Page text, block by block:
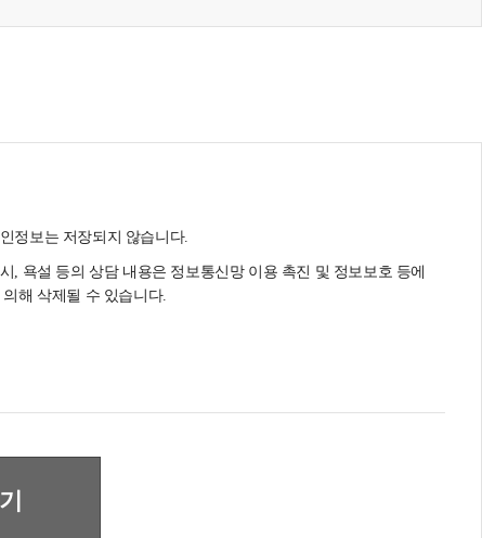
정보는 저장되지 않습니다.
, 욕설 등의 상담 내용은 정보통신망 이용 촉진 및 정보보호 등에
해 삭제될 수 있습니다.